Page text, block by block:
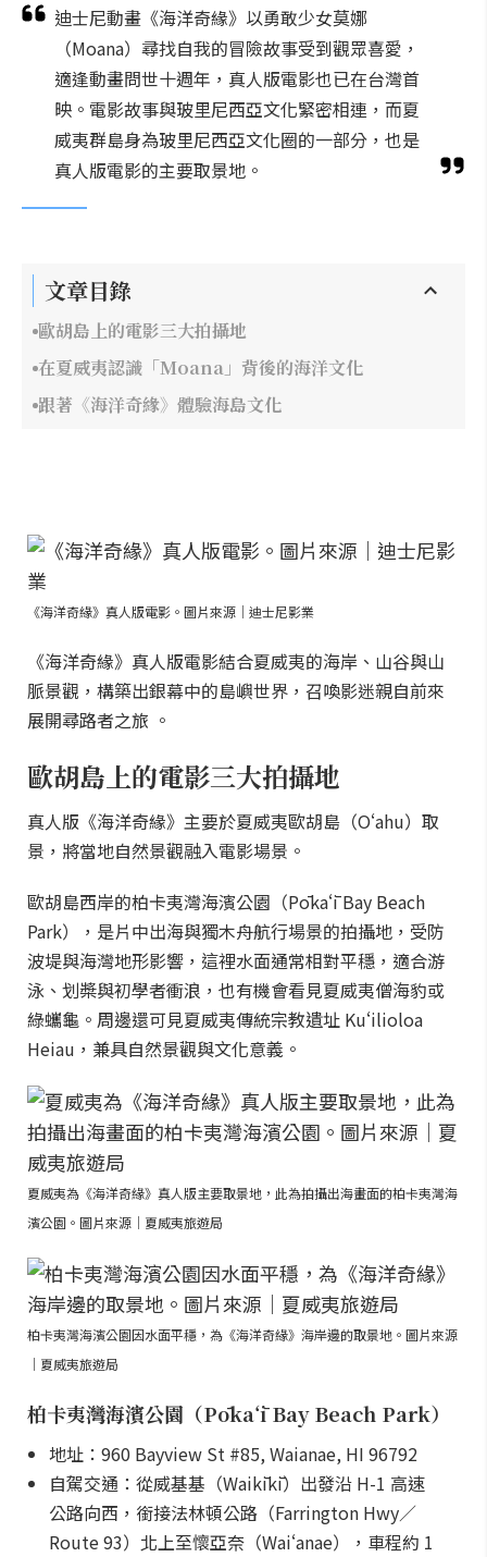
迪士尼動畫《海洋奇緣》以勇敢少女莫娜
（Moana）尋找自我的冒險故事受到觀眾喜愛，
適逢動畫問世十週年，真人版電影也已在台灣首
映。電影故事與玻里尼西亞文化緊密相連，而夏
威夷群島身為玻里尼西亞文化圈的一部分，也是
真人版電影的主要取景地。
文章目錄
歐胡島上的電影三大拍攝地
在夏威夷認識「Moana」背後的海洋文化
跟著《海洋奇緣》體驗海島文化
《海洋奇緣》真人版電影。圖片來源｜迪士尼影業
《海洋奇緣》真人版電影結合夏威夷的海岸、山谷與山
脈景觀，構築出銀幕中的島嶼世界，召喚影迷親自前來
展開尋路者之旅 。
歐胡島上的電影三大拍攝地
真人版《海洋奇緣》主要於夏威夷歐胡島（Oʻahu）取
景，將當地自然景觀融入電影場景。
歐胡島西岸的柏卡夷灣海濱公園（Pōkaʻī Bay Beach
Park），是片中出海與獨木舟航行場景的拍攝地，受防
波堤與海灣地形影響，這裡水面通常相對平穩，適合游
泳、划槳與初學者衝浪，也有機會看見夏威夷僧海豹或
綠蠵龜。周邊還可見夏威夷傳統宗教遺址 Kuʻilioloa
Heiau，兼具自然景觀與文化意義。
夏威夷為《海洋奇緣》真人版主要取景地，此為拍攝出海畫面的柏卡夷灣海
濱公園。圖片來源｜夏威夷旅遊局
柏卡夷灣海濱公園因水面平穩，為《海洋奇緣》海岸邊的取景地。圖片來源
｜夏威夷旅遊局
柏卡夷灣海濱公園（Pōkaʻī Bay Beach Park）
地址：960 Bayview St #85, Waianae, HI 96792
自駕交通：從威基基（Waikīkī）出發沿 H-1 高速
公路向西，銜接法林頓公路（Farrington Hwy／
Route 93）北上至懷亞奈（Waiʻanae），車程約 1